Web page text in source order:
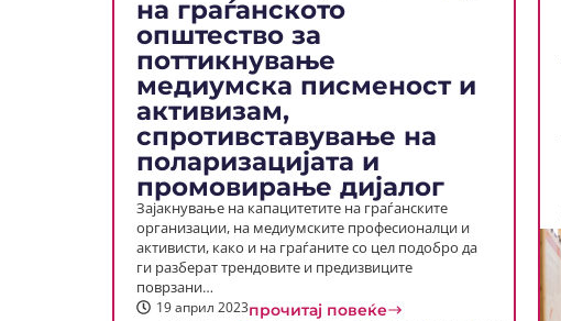
на граѓанското
општество за
поттикнување
медиумска писменост и
активизам,
спротивставување на
поларизацијата и
промовирање дијалог
Зајакнување на капацитетите на граѓанските
организации, на медиумските професионалци и
активисти, како и на граѓаните со цел подобро да
ги разберат трендовите и предизвиците
поврзани…
19 април 2023прочитај повеќе